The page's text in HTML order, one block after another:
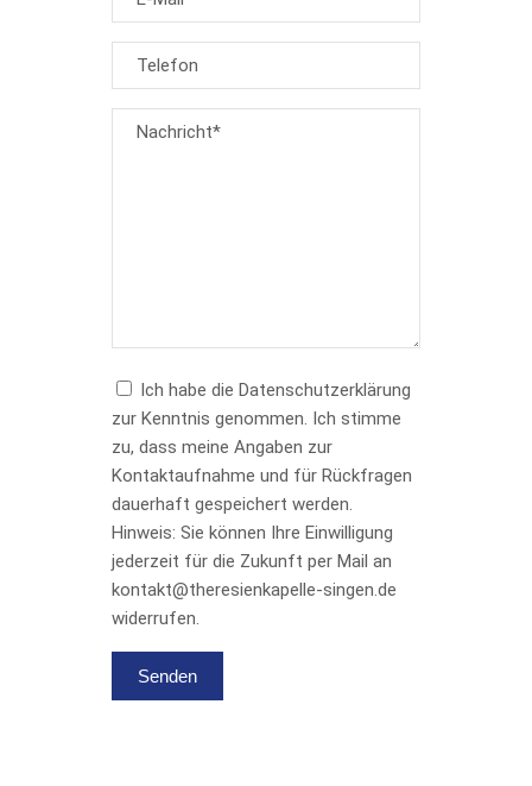
Ich habe die Datenschutzerklärung
zur Kenntnis genommen. Ich stimme
zu, dass meine Angaben zur
Kontaktaufnahme und für Rückfragen
dauerhaft gespeichert werden.
Hinweis: Sie können Ihre Einwilligung
jederzeit für die Zukunft per Mail an
kontakt@theresienkapelle-singen.de
widerrufen.